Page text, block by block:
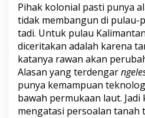
Pihak kolonial pasti punya
tidak membangun di pulau-
tadi. Untuk pulau
diceritakan adalah karena
katanya rawan akan
Alasan yang terdengar
punya kemampuan
bawah permukaan laut. Jadi
mengatasi persoalan tanah